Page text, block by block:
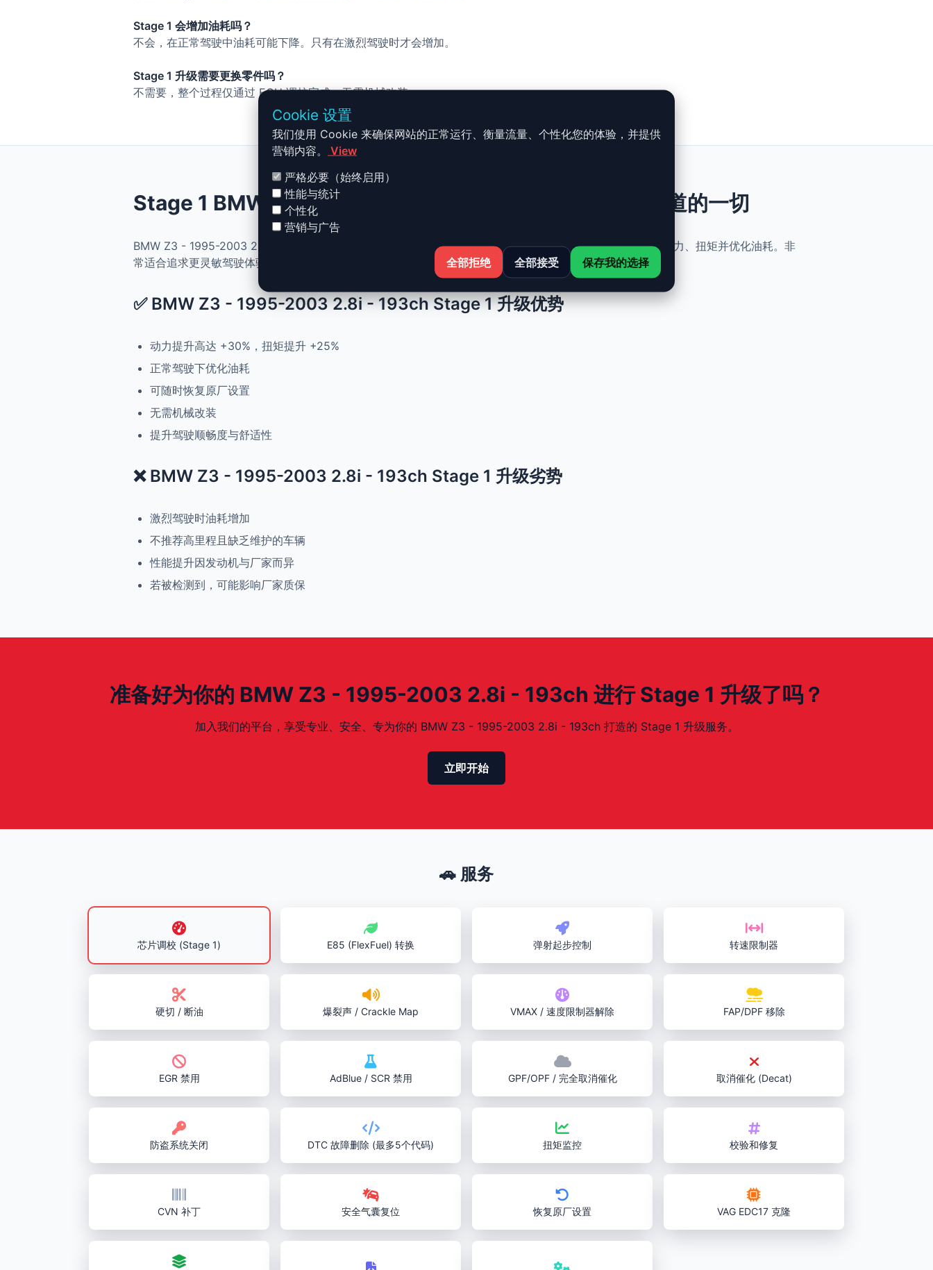
Stage 1 会增加油耗吗？
不会，在正常驾驶中油耗可能下降。只有在激烈驾驶时才会增加。
Stage 1 升级需要更换零件吗？
不需要，整个过程仅通过 ECU 调校完成，无需机械改装。
Stage 1 BMW Z3 - 1995-2003 2.8i - 193ch：你需要知道的一切
BMW Z3 - 1995-2003 2.8i - 193ch 的 Stage 1 升级结合了性能、安全与简便性。无需机械改动，即可提升动力、扭矩并优化油耗。非
常适合追求更灵敏驾驶体验且希望保持原厂可靠性的车主。
✅ BMW Z3 - 1995-2003 2.8i - 193ch Stage 1 升级优势
动力提升高达 +30%，扭矩提升 +25%
正常驾驶下优化油耗
可随时恢复原厂设置
无需机械改装
提升驾驶顺畅度与舒适性
❌ BMW Z3 - 1995-2003 2.8i - 193ch Stage 1 升级劣势
激烈驾驶时油耗增加
不推荐高里程且缺乏维护的车辆
性能提升因发动机与厂家而异
若被检测到，可能影响厂家质保
准备好为你的 BMW Z3 - 1995-2003 2.8i - 193ch 进行 Stage 1 升级了吗？
加入我们的平台，享受专业、安全、专为你的 BMW Z3 - 1995-2003 2.8i - 193ch 打造的 Stage 1 升级服务。
立即开始
Cookie 设置
我们使用 Cookie 来确保网站的正常运行、衡量流量、个性化您的体验，并提供
营销内容。
View
严格必要（始终启用）
性能与统计
个性化
营销与广告
全部拒绝 全部接受 保存我的选择
🚗 服务
芯片调校 (Stage 1) E85 (FlexFuel) 转换 弹射起步控制 转速限制器
硬切 / 断油 爆裂声 / Crackle Map VMAX / 速度限制器解除 FAP/DPF 移除
EGR 禁用 AdBlue / SCR 禁用 GPF/OPF / 完全取消催化 取消催化 (Decat)
防盗系统关闭 DTC 故障删除 (最多5个代码) 扭矩监控 校验和修复
CVN 补丁 安全气囊复位 恢复原厂设置 VAG EDC17 克隆